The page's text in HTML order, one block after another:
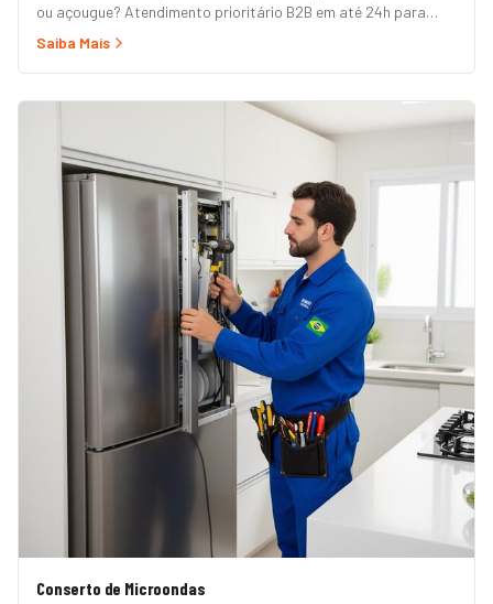
ou açougue? Atendimento prioritário B2B em até 24h para
horizontal, vertical, expositor, ilha refrigerada e câmara fria.
Saiba Mais
Conserto de Microondas